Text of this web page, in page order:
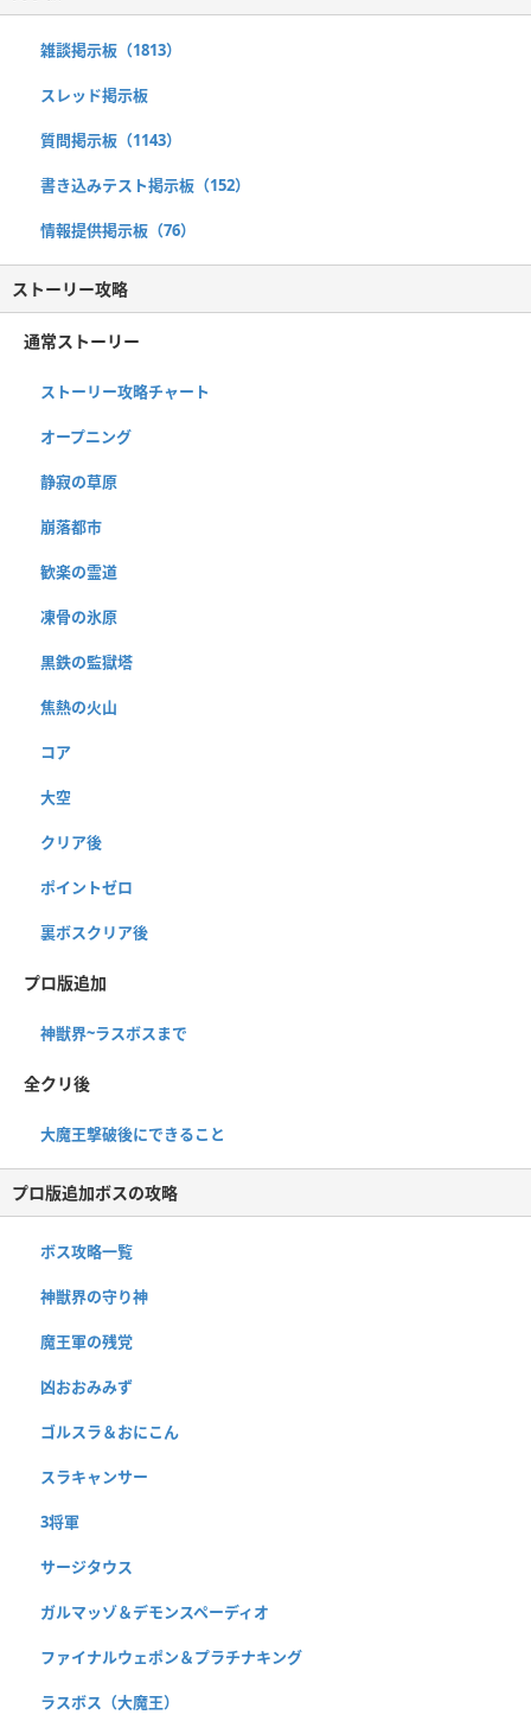
雑談掲示板（1813）
スレッド掲示板
質問掲示板（1143）
書き込みテスト掲示板（152）
情報提供掲示板（76）
ストーリー攻略
通常ストーリー
ストーリー攻略チャート
オープニング
静寂の草原
崩落都市
歓楽の霊道
凍骨の氷原
黒鉄の監獄塔
焦熱の火山
コア
大空
クリア後
ポイントゼロ
裏ボスクリア後
プロ版追加
神獣界~ラスボスまで
全クリ後
大魔王撃破後にできること
プロ版追加ボスの攻略
ボス攻略一覧
神獣界の守り神
魔王軍の残党
凶おおみみず
ゴルスラ＆おにこん
スラキャンサー
3将軍
サージタウス
ガルマッゾ＆デモンスペーディオ
ファイナルウェポン＆プラチナキング
ラスボス（大魔王）